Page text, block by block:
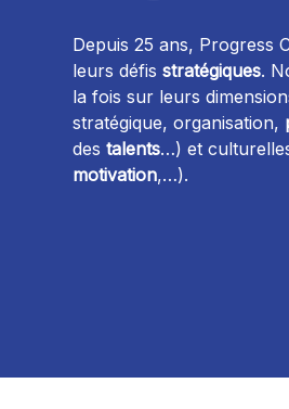
Depuis 25 ans, Progress
leurs défisstratégiques.
la fois sur leurs
stratégique, organisation,
destalents…) et
motivation,…).